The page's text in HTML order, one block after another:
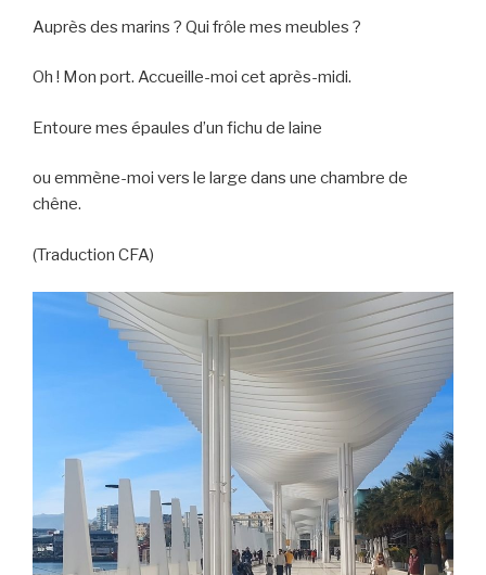
Auprès des marins ? Qui frôle mes meubles ?
Oh ! Mon port. Accueille-moi cet après-midi.
Entoure mes épaules d’un fichu de laine
ou emmène-moi vers le large dans une chambre de
chêne.
(Traduction CFA)